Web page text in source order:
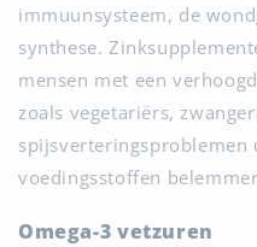
immuunsysteem, de
synthese.
mensen met een
zoals vegetariërs,
spijsverteringsproblemen
voedingsstoffen
Omega-3 vetzuren